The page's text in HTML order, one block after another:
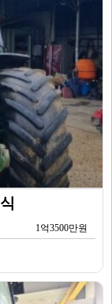
1억3500만원